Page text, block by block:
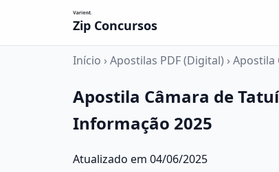
Zip Concursos
Início › Apostilas PDF (Digital) › Apostila
Apostila Câmara de
Informação 2025
Atualizado em 04/06/2025